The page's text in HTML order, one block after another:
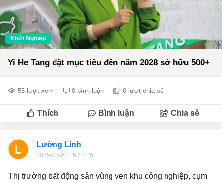
Khởi Nghiệp
Yi He Tang đặt mục tiêu đến năm 2028 sở hữu 500+
55 lượt xem 0 bình luận 0 lượt chia sẻ
Thích Bình luận Chia sẻ
Lường Linh
2025-03-28 15:42:15
Thị trường bất động sản vùng ven khu công nghiệp, cụm